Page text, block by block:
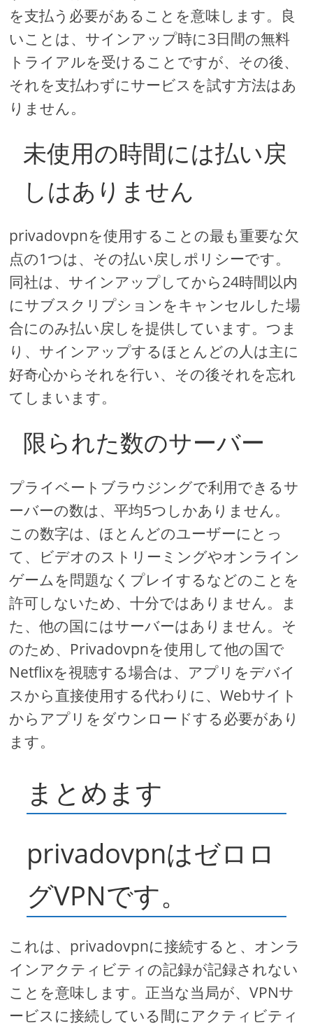
を支払う必要があることを意味します。良
いことは、サインアップ時に3日間の無料
トライアルを受けることですが、その後、
それを支払わずにサービスを試す方法はあ
りません。
未使用の時間には払い戻
しはありません
privadovpnを使用することの最も重要な欠
点の1つは、その払い戻しポリシーです。
同社は、サインアップしてから24時間以内
にサブスクリプションをキャンセルした場
合にのみ払い戻しを提供しています。つま
り、サインアップするほとんどの人は主に
好奇心からそれを行い、その後それを忘れ
てしまいます。
限られた数のサーバー
プライベートブラウジングで利用できるサ
ーバーの数は、平均5つしかありません。
この数字は、ほとんどのユーザーにとっ
て、ビデオのストリーミングやオンライン
ゲームを問題なくプレイするなどのことを
許可しないため、十分ではありません。ま
た、他の国にはサーバーはありません。そ
のため、Privadovpnを使用して他の国で
Netflixを視聴する場合は、アプリをデバイ
スから直接使用する代わりに、Webサイト
からアプリをダウンロードする必要があり
ます。
まとめます
privadovpnはゼロロ
グVPNです。
これは、privadovpnに接続すると、オンラ
インアクティビティの記録が記録されない
ことを意味します。正当な当局が、VPNサ
ービスに接続している間にアクティビティ